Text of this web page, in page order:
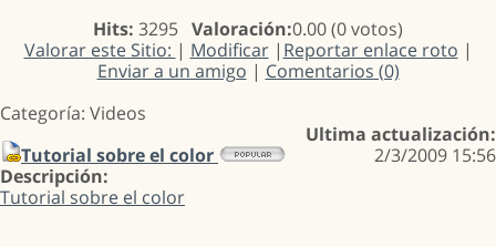
Hits: 3295 Valoración:0.00 (0 votos)
Valorar este Sitio: | Modificar| Reportar enlace roto |
Enviar a un amigo | Comentarios (0)
Categoría: Videos
Tutorial sobre el color
Ultima actualización:
2/3/2009 15:56
Descripción:
Tutorial sobre el color